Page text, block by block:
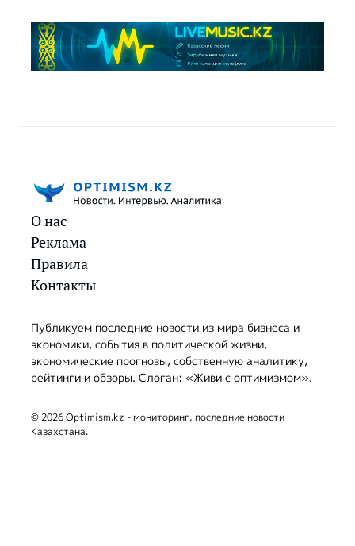
О нас
Реклама
Правила
Контакты
Публикуем последние новости из мира бизнеса и
экономики, события в политической жизни,
экономические прогнозы, собственную аналитику,
рейтинги и обзоры. Слоган: «Живи с оптимизмом».
© 2026 Optimism.kz - мониторинг, последние новости
Казахстана.